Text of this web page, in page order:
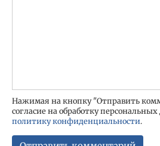
Нажимая на кнопку "Отправить
согласие на обработку
политику конфиденциальности.